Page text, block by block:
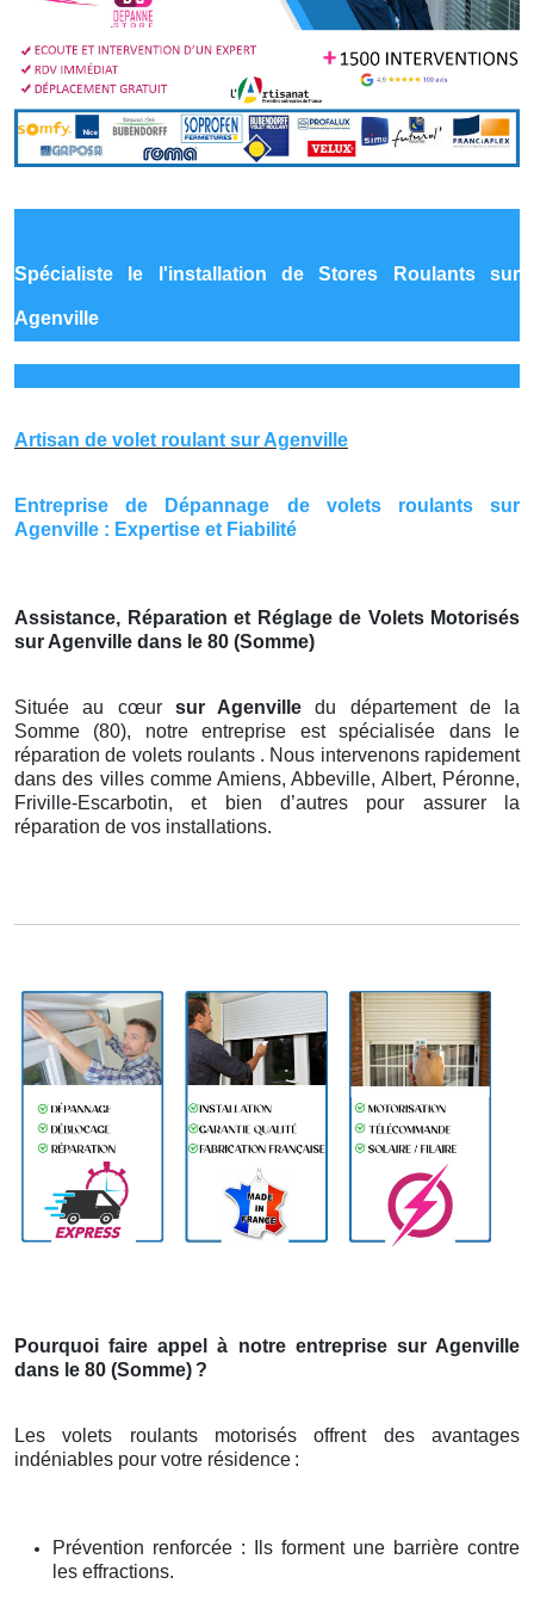
Spécialiste le l'installation de Stores Roulants sur
Agenville
Artisan de volet roulant sur Agenville
Entreprise de Dépannage de volets roulants sur
Agenville : Expertise et Fiabilité
Assistance, Réparation et Réglage de Volets Motorisés
sur Agenville dans le 80 (Somme)
Située au cœur sur Agenvilledu département de la
Somme (80), notre entreprise est spécialisée dans le
réparation de volets roulants . Nous intervenons rapidement
dans des villes comme Amiens, Abbeville, Albert, Péronne,
Friville-Escarbotin, et bien d’autres pour assurer la
réparation de vos installations.
Pourquoi faire appel à notre entreprise sur Agenville
dans le 80 (Somme) ?
Les volets roulants motorisés offrent des avantages
indéniables pour votre résidence :
Prévention renforcée : Ils forment une barrière contre
les effractions.